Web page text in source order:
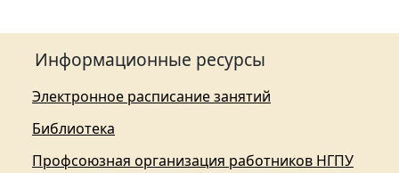
Информационные ресурсы
Электронное расписание занятий
Библиотека
Профсоюзная организация работников НГПУ